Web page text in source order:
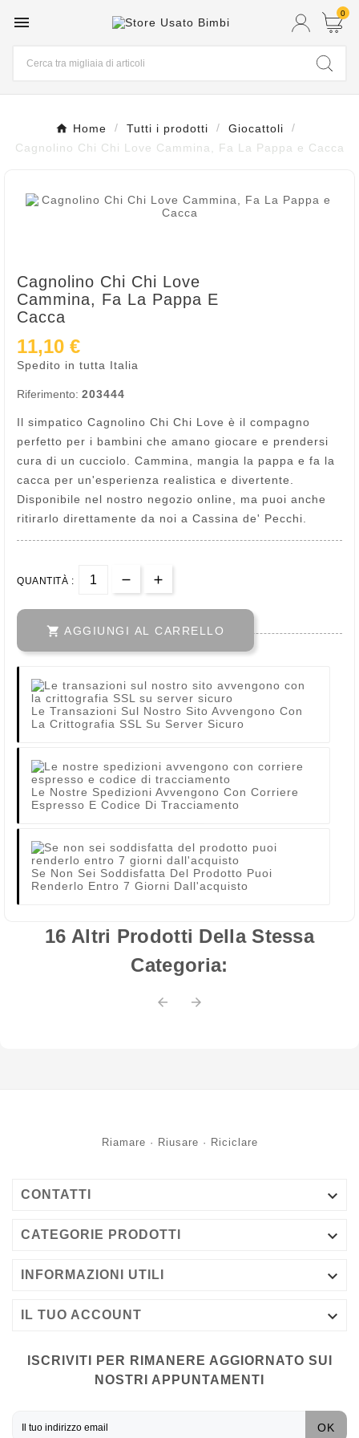
 0
Home Tutti i prodotti
Giocattoli
Cagnolino Chi Chi Love Cammina, Fa La Pappa e Cacca
Cagnolino Chi Chi Love
Cammina, Fa La Pappa E
Cacca
11,10 €
Spedito in tutta Italia
Riferimento: 203444
Il simpatico Cagnolino Chi Chi Love è il compagno
perfetto per i bambini che amano giocare e prendersi
cura di un cucciolo. Cammina, mangia la pappa e fa la
cacca per un'esperienza realistica e divertente.
Disponibile nel nostro negozio online, ma puoi anche
ritirarlo direttamente da noi a Cassina de' Pecchi.
QUANTITÀ :
 AGGIUNGI AL CARRELLO
Le Transazioni Sul Nostro Sito Avvengono Con
La Crittografia SSL Su Server Sicuro
Le Nostre Spedizioni Avvengono Con Corriere
Espresso E Codice Di Tracciamento
Se Non Sei Soddisfatta Del Prodotto Puoi
Renderlo Entro 7 Giorni Dall'acquisto
16 Altri Prodotti Della Stessa
Categoria:
 
Riamare · Riusare · Riciclare
CONTATTI 
CATEGORIE PRODOTTI 
INFORMAZIONI UTILI 
IL TUO ACCOUNT 
ISCRIVITI PER RIMANERE AGGIORNATO SUI
NOSTRI APPUNTAMENTI
OK